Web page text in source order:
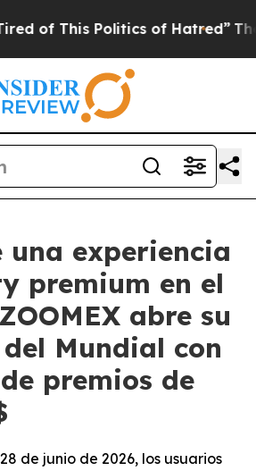
Politics of Hatred” The Story
una experiencia
premium en el
abre su
Mundial con
premios de
de junio de 2026, los usuarios